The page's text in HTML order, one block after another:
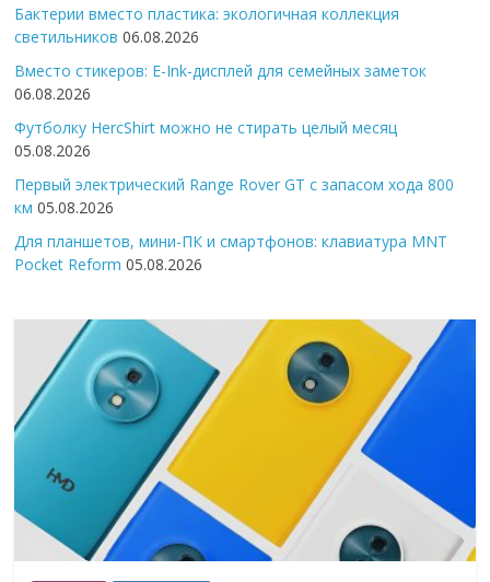
Бактерии вместо пластика: экологичная коллекция
светильников 06.08.2026
Вместо стикеров: E-Ink-дисплей для семейных заметок
06.08.2026
Футболку HercShirt можно не стирать целый месяц
05.08.2026
Первый электрический Range Rover GT с запасом хода 800
км 05.08.2026
Для планшетов, мини-ПК и смартфонов: клавиатура MNT
Pocket Reform 05.08.2026